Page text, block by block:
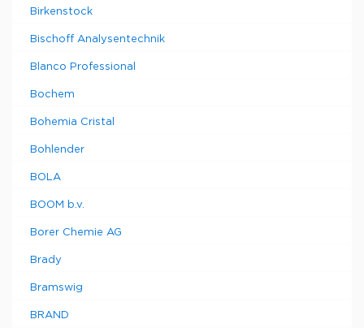
Birkenstock
Bischoff Analysentechnik
Blanco Professional
Bochem
Bohemia Cristal
Bohlender
BOLA
BOOM b.v.
Borer Chemie AG
Brady
Bramswig
BRAND